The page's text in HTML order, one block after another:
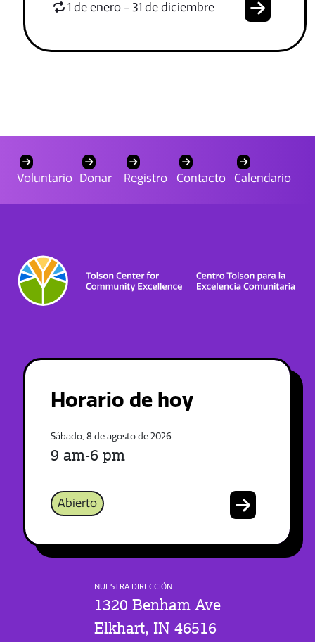
1 de enero - 31 de diciembre
Voluntario Donar Registro Contacto Calendario
Horario de hoy
Sábado, 8 de agosto de 2026
9 am-6 pm
Abierto
NUESTRA DIRECCIÓN
1320 Benham Ave
Elkhart, IN 46516